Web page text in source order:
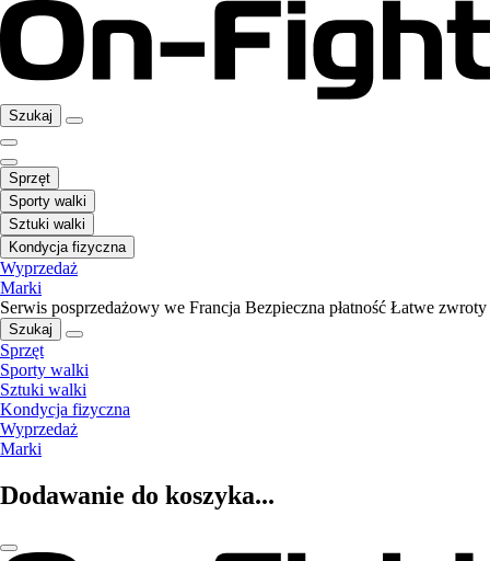
Szukaj
Sprzęt
Sporty walki
Sztuki walki
Kondycja fizyczna
Wyprzedaż
Marki
Serwis posprzedażowy we Francja Bezpieczna płatność Łatwe zwroty
Szukaj
Sprzęt
Sporty walki
Sztuki walki
Kondycja fizyczna
Wyprzedaż
Marki
Dodawanie do koszyka...